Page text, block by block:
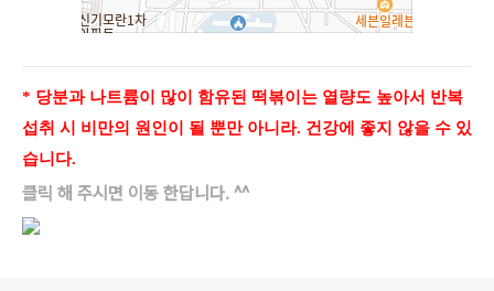
* 당분과 나트륨이 많이 함유된 떡볶이는 열량도 높아서 반복
섭취 시 비만의 원인이 될 뿐만 아니라. 건강에 좋지 않을 수 있
습니다.
클릭 해 주시면 이동 한답니다. ^^